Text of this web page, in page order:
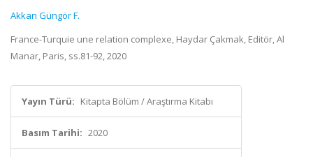
Akkan Güngör F.
France-Turquie une relation complexe, Haydar Çakmak, Editör, Al
Manar, Paris, ss.81-92, 2020
Yayın Türü: Kitapta Bölüm / Araştırma Kitabı
Basım Tarihi: 2020